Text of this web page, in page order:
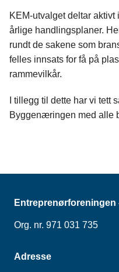
KEM-utvalget deltar
årlige handlingsplaner.
rundt de sakene som
felles innsats for få på
rammevilkår.
I tillegg til dette har vi tett
Byggenæringen med alle
Org. nr. 971 031 735
Adresse